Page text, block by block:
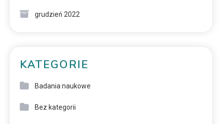
grudzień 2022
KATEGORIE
Badania naukowe
Bez kategorii